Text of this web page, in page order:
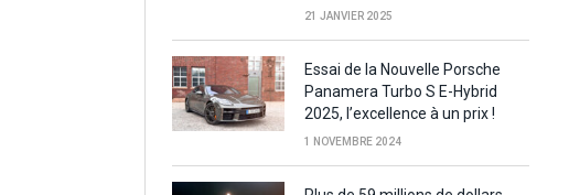
21 JANVIER 2025
Essai de la Nouvelle Porsche
Panamera Turbo S E-Hybrid
2025, l’excellence à un prix !
1 NOVEMBRE 2024